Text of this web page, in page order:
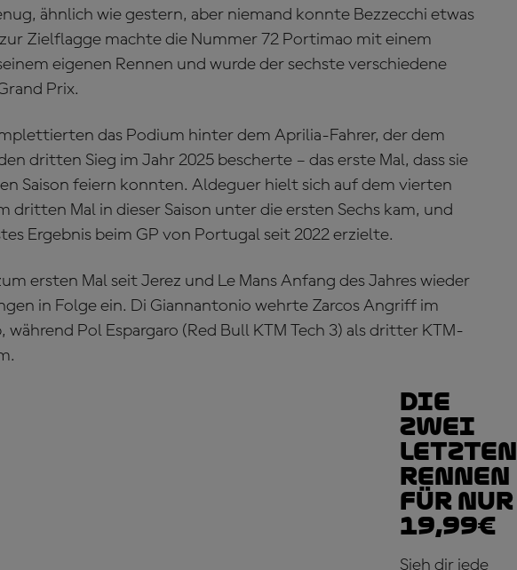
ähnlich wie gestern, aber niemand konnte Bezzecchi etwas
Zielflagge machte die Nummer 72 Portimao mit einem
eigenen Rennen und wurde der sechste verschiedene
Prix.
das Podium hinter dem Aprilia-Fahrer, der dem
dritten Sieg im Jahr 2025 bescherte – das erste Mal, dass sie
Saison feiern konnten. Aldeguer hielt sich auf dem vierten
dritten Mal in dieser Saison unter die ersten Sechs kam, und
Ergebnis beim GP von Portugal seit 2022 erzielte.
ersten Mal seit Jerez und Le Mans Anfang des Jahres wieder
in Folge ein. Di Giannantonio wehrte Zarcos Angriff im
Pol Espargaro (Red Bull KTM Tech 3) als dritter KTM-
Die
zwei
letzten
Rennen
für nur
19,99€
Sieh dir jede